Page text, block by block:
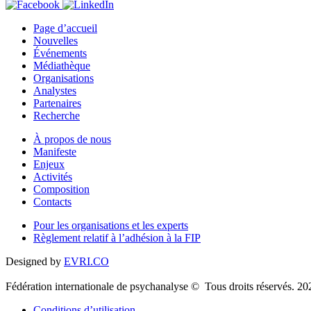
Page d’accueil
Nouvelles
Événements
Médiathèque
Organisations
Analystes
Partenaires
Recherche
À propos de nous
Manifeste
Enjeux
Activités
Composition
Contacts
Pour les organisations et les experts
Règlement relatif à l’adhésion à la FIP
Designed by EVRI.CO
Fédération internationale de psychanalyse © Tous droits réservés.